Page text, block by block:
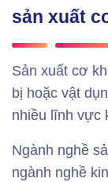
sản xuất
Sản xuất cơ
bị hoặc vật
nhiều lĩnh vực
Ngành nghề
ngành nghề